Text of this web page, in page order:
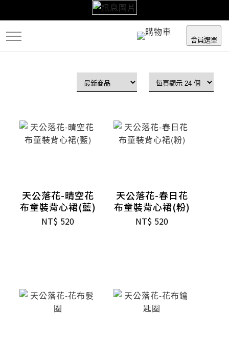
到
主
要
會員選單
天公落花-晴空花
布童裝背心裙(藍)
NT$ 520
天公落花-春日花
布童裝背心裙(粉)
NT$ 520